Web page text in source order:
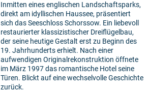
Inmitten eines englischen Landschaftsparks,
direkt am idyllischen Haussee, präsentiert
sich das Seeschloss Schorssow. Ein liebevoll
restaurierter klassizistischer Dreiflügelbau,
der seine heutige Gestalt erst zu Beginn des
19. Jahrhunderts erhielt. Nach einer
aufwendigen Originalrekonstruktion öffnete
im März 1997 das romantische Hotel seine
Türen. Blickt auf eine wechselvolle Geschichte
zurück.